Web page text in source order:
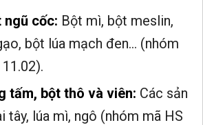
ngũ cốc: Bột mì, bột meslin,
bột lúa mạch đen... (nhóm
tấm, bột thô và viên: Các sản
tây, lúa mì, ngô (nhóm mã HS